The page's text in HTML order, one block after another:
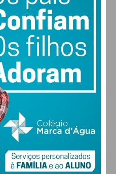
DOM
EM PAÇOS DE